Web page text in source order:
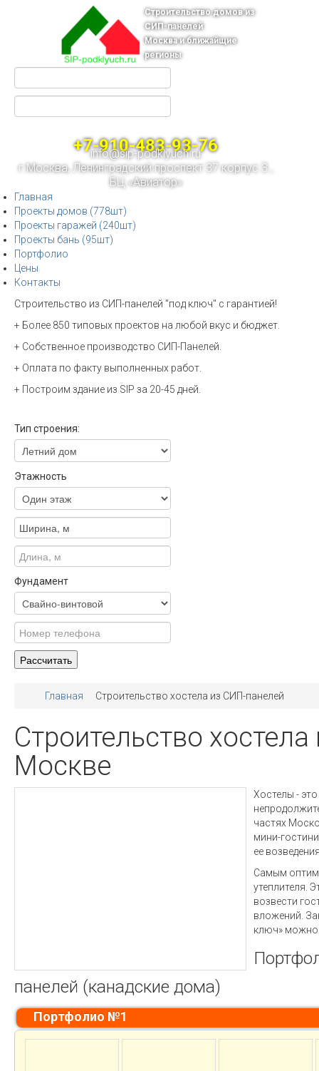
Строительство домов из
СИП-панелей
Москва и ближайщие
регионы
+7-910-483-93-76
info@sip-podklyuch.ru
г.Москва, Ленинградский проспект 37 корпус 3 ,
БЦ «Авиатор»
Главная
Проекты домов (778шт)
Проекты гаражей (240шт)
Проекты бань (95шт)
Портфолио
Цены
Контакты
Строительство из СИП-панелей "под ключ" с гарантией!
+ Более 850 типовых проектов на любой вкус и бюджет.
+ Собственное производство СИП-Панелей.
+ Оплата по факту выполненных работ.
+ Построим здание из SIP за 20-45 дней.
Тип строения:
Этажность
Фундамент
Главная Строительство хостела из СИП-панелей
Строительство
Москве
Хостелы -
частях
мини-
ее
Самым
утеплителя.
возвести
вложений.
ключ» можно
панелей (канадские дома)
Портфолио №1